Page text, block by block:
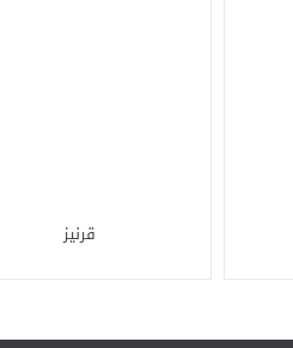
قرنیز